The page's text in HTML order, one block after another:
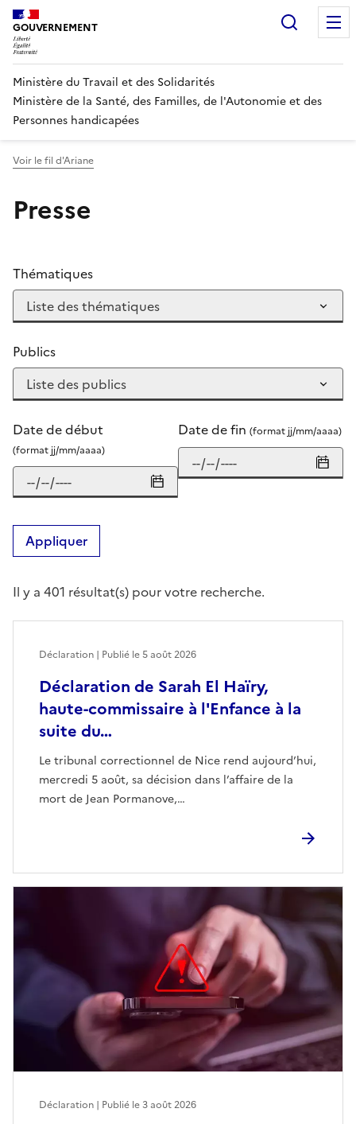
Panneau de gestion des cookies
GOUVERNEMENT
Ministère du Travail et des Solidarités
Ministère de la Santé, des Familles, de l'Autonomie et des
Personnes handicapées
Voir le fil d'Ariane
Presse
Thématiques
Publics
Date de début
(format jj/mm/aaaa)
Date de fin (format jj/mm/aaaa)
Appliquer
Il y a 401 résultat(s) pour votre recherche.
Déclaration de Sarah El Haïry,
haute-commissaire à l'Enfance à la
suite du…
Le tribunal correctionnel de Nice rend aujourd’hui,
mercredi 5 août, sa décision dans l’affaire de la
mort de Jean Pormanove,…
Déclaration | Publié le5 août 2026
Déclaration | Publié le3 août 2026